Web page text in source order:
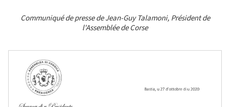
Communiqué de presse de Jean-Guy Talamoni, Président de
l'Assemblée de Corse